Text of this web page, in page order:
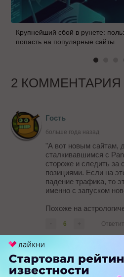
Крупнейший сбой в рунете:
попасть на популярные сайты
2 КОММЕНТАРИЯ
Гость
больше года назад
"А вот новым сайтам,
сталкивавшимся с
стороже и следить за
позициями. Если на
падение трафика, то
именно с запуском
Похоже на
6
oldbadboy696
больше года назад